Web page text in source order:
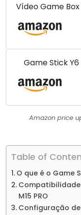
Vídeo Game
Controles
Game Stick
10.000 J.
Amazon price
Table of
O que é o Game
M15 PRO
Configuração